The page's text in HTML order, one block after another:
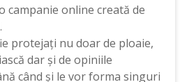
campanie online creată de
protejați nu doar de ploaie,
dar și de opiniile
când și le vor forma singuri